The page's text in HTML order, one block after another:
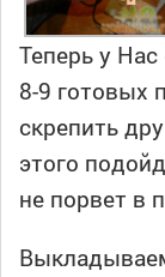
Теперь у Нас
8-9 готовых
скрепить
этого
не порвет в